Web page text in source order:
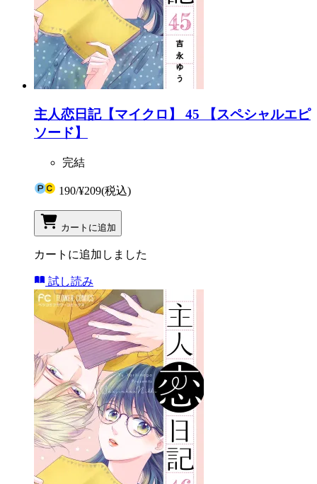
主人恋日記【マイクロ】 45 【スペシャルエピ
ソード】
完結
190/¥209(税込)
カートに追加
カートに追加しました
試し読み